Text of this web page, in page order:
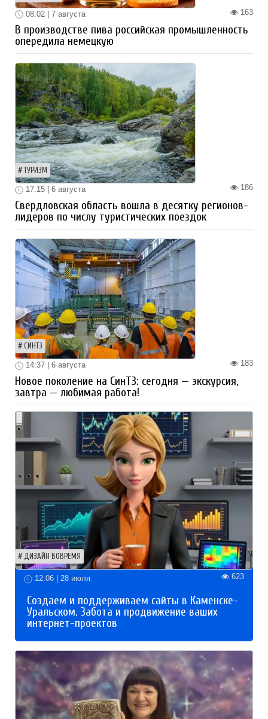
163
08:02 | 7 августа
В производстве пива российская промышленность
опередила немецкую
ТУРИЗМ
186
17:15 | 6 августа
Свердловская область вошла в десятку регионов-
лидеров по числу туристических поездок
СИНТЗ
183
14:37 | 6 августа
Новое поколение на СинТЗ: сегодня — экскурсия,
завтра — любимая работа!
ДИЗАЙН ВОВРЕМЯ
12:06 | 28 июля 623
Создаем и поддерживаем сайты в Каменске-
Уральском. Забота и продвижение ваших
интернет-проектов